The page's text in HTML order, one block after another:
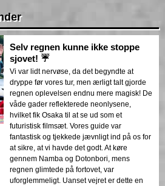
Selv regnen kunne ikke stoppe
sjovet! ☔
Vi var lidt nervøse, da det begyndte at
dryppe før vores tur, men ærligt talt gjorde
regnen oplevelsen endnu mere magisk! De
våde gader reflekterede neonlysene,
hvilket fik Osaka til at se ud som et
futuristisk filmsæt. Vores guide var
fantastisk og tjekkede jævnligt ind på os for
at sikre, at vi havde det godt. At køre
gennem Namba og Dotonbori, mens
regnen glimtede på fortovet, var
uforglemmeligt. Uanset vejret er dette en